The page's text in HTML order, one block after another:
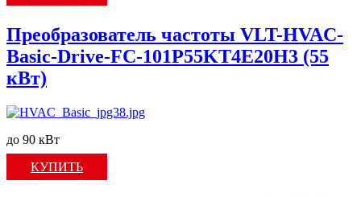
Преобразователь частоты VLT-HVAC-
Basic-Drive-FC-101P55KT4E20H3 (55
кВт)
до 90 кВт
КУПИТЬ